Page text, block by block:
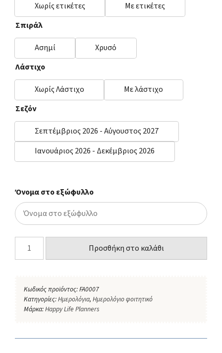
Χωρίς ετικέτες
Με ετικέτες
Σπιράλ
Ασημί
Χρυσό
Λάστιχο
Χωρίς Λάστιχο
Με λάστιχο
Σεζόν
Σεπτέμβριος 2026 - Αύγουστος 2027
Ιανουάριος 2026 - Δεκέμβριος 2026
Όνομα στο εξώφυλλο
Προσθήκη στο καλάθι
Κωδικός προϊόντος:FA0007
Κατηγορίες:Ημερολόγια, Ημερολόγιο φοιτητικό
Μάρκα:Happy Life Planners